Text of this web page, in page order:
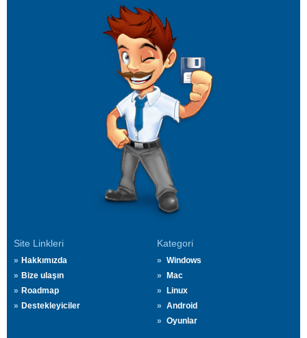
Site Linkleri
Hakkımızda
Bize ulaşın
Roadmap
Destekleyiciler
Kategori
Windows
Mac
Linux
Android
Oyunlar